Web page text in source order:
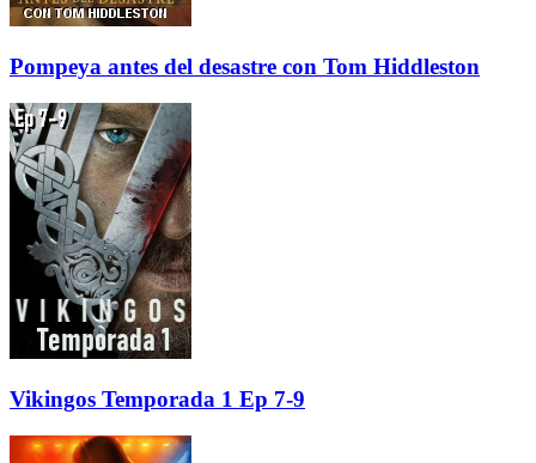
Pompeya antes del desastre con Tom Hiddleston
Vikingos Temporada 1 Ep 7-9